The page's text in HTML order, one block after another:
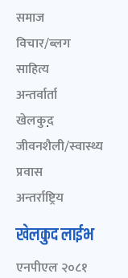
समाज
विचार/ब्लग
साहित्य
अन्तर्वार्ता
खेलकुद़़
जीवनशैली/स्वास्थ्य
प्रवास
अन्तर्राष्ट्रिय
खेलकुद लाईभ
एनपीएल २०८१